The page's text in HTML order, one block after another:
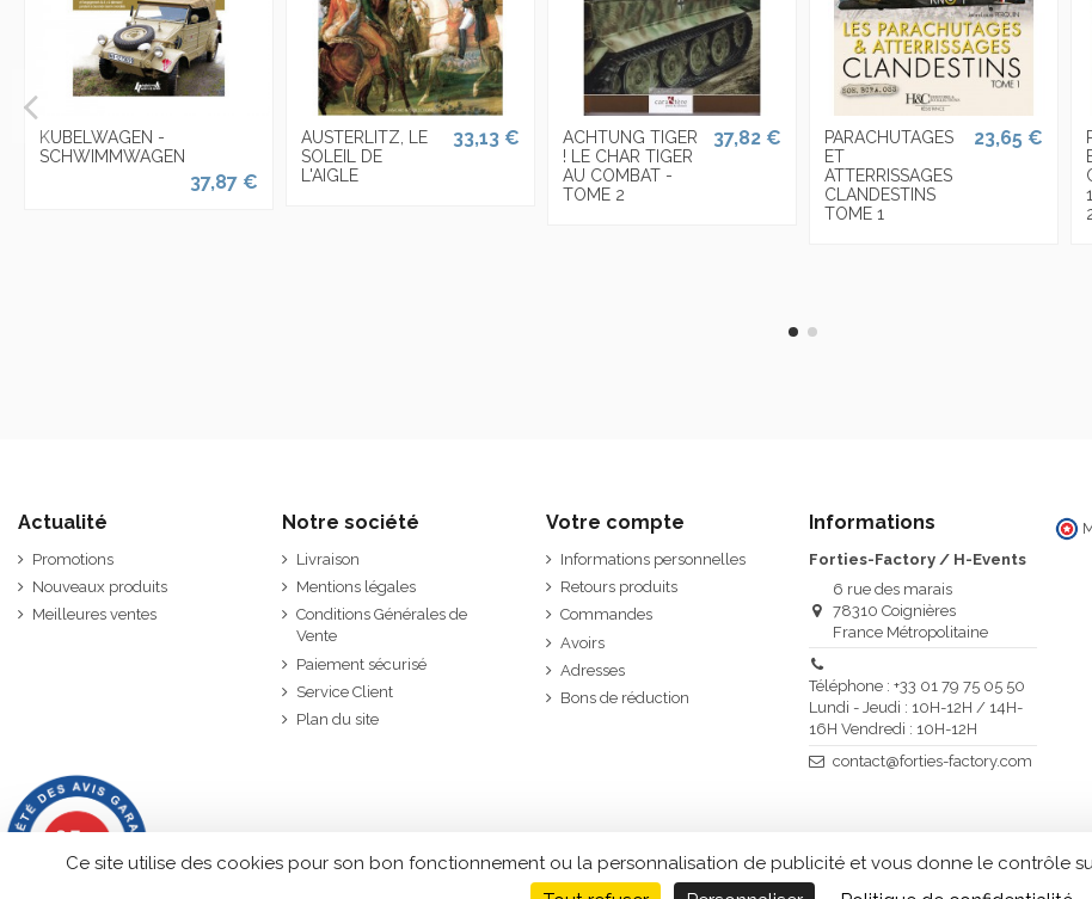
KUBELWAGEN -
SCHWIMMWAGEN
37,87 €
AUSTERLITZ, LE
SOLEIL DE
L'AIGLE
33,13 €
ACHTUNG TIGER
! LE CHAR TIGER
AU COMBAT -
TOME 2
37,82 €
PARACHUTAGES
ET
ATTERRISSAGES
CLANDESTINS
TOME 1
23,65 €
Actualité
Promotions
Nouveaux produits
Meilleures ventes
Notre société
Livraison
Mentions légales
Conditions Générales de
Vente
Paiement sécurisé
Service Client
Plan du site
Votre compte
Informations personnelles
Retours produits
Commandes
Avoirs
Adresses
Bons de réduction
Informations
Forties-Factory / H-Events
6 rue des marais
78310 Coignières
France Métropolitaine
Téléphone : +33 01 79 75 05 50
Lundi - Jeudi : 10H-12H / 14H-
16H Vendredi : 10H-12H
contact@forties-factory.com
9.7
2843 avis
Ce site utilise des cookies pour son bon fonctionnement ou la personnalisation de publicité et vous donne le contrôle